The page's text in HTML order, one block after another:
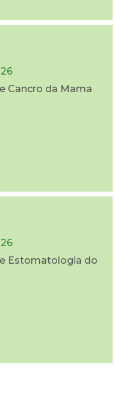
Cancro da Mama
Estomatologia do